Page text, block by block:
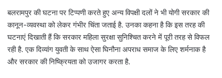
बलरामपुर की घटना पर टिप्पणी करते हुए अन्य विपक्षी दलों ने भी योगी सरकार की
कानून-व्यवस्था को लेकर गंभीर चिंता जताई है. उनका कहना है कि इस तरह की
घटनाएं दिखाती हैं कि सरकार महिला सुरक्षा सुनिश्चित करने में पूरी तरह से विफल
रही है. एक दिव्यांग युवती के साथ ऐसा घिनौना अपराध समाज के लिए शर्मनाक है
और सरकार की निष्क्रियता को उजागर करता है.